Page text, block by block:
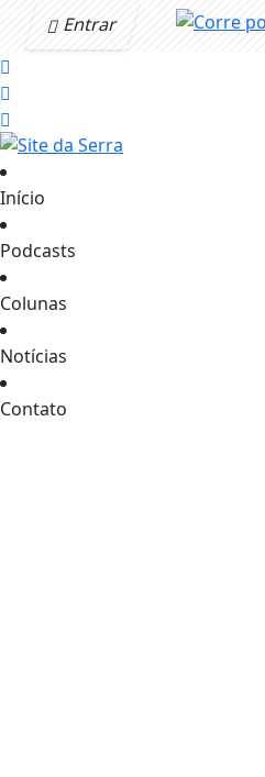
Entrar
Início
Podcasts
Colunas
Notícias
Contato